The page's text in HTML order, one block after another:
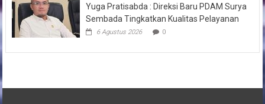
Yuga Pratisabda : Direksi Baru PDAM Surya
Sembada Tingkatkan Kualitas Pelayanan
6 Agustus 2026 0